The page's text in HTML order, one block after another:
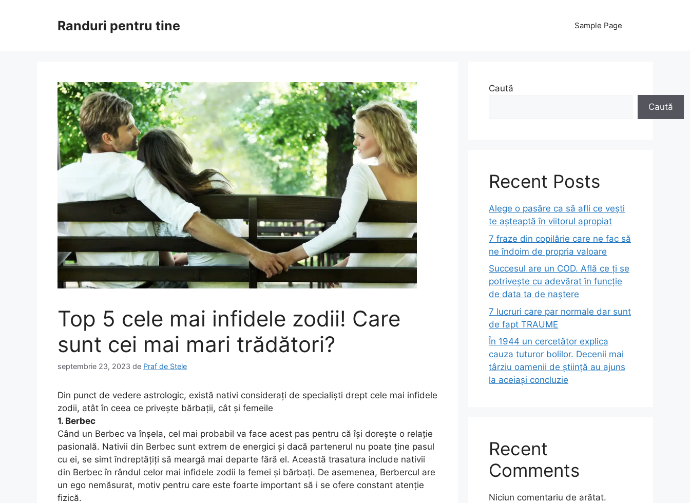
Randuri pentru tine Sample Page
Top 5 cele mai infidele zodii! Care
sunt cei mai mari trădători?
septembrie 23, 2023 de Praf de Stele
Din punct de vedere astrologic, există nativi consideraţi de specialişti drept cele mai infidele
zodii, atât în ceea ce priveşte bărbaţii, cât şi femeile
1. Berbec
Când un Berbec va înşela, cel mai probabil va face acest pas pentru că îşi doreşte o relaţie
pasională. Nativii din Berbec sunt extrem de energici şi dacă partenerul nu poate ţine pasul
cu ei, se simt îndreptăţiţi să meargă mai departe fără el. Această trasatura include nativii
din Berbec în rândul celor mai infidele zodii la femei şi bărbaţi. De asemenea, Berbercul are
un ego nemăsurat, motiv pentru care este foarte important să i se ofere constant atenţie
fizică.
Caută
Caută
Recent Posts
Alege o pasăre ca să afli ce vești
te așteaptă în viitorul apropiat
7 fraze din copilărie care ne fac să
ne îndoim de propria valoare
Succesul are un COD. Află ce ți se
potrivește cu adevărat în funcție
de data ta de naștere
7 lucruri care par normale dar sunt
de fapt TRAUME
În 1944 un cercetător explica
cauza tuturor bolilor. Decenii mai
târziu oamenii de știință au ajuns
la aceiași concluzie
Recent
Comments
Niciun comentariu de arătat.